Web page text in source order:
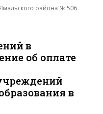
района № 506
в
об оплате
в